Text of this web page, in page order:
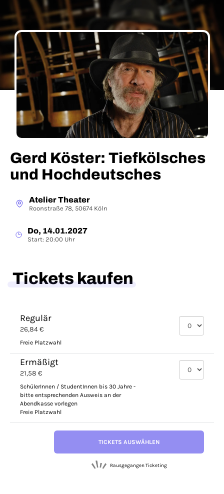
Gerd Köster: Tiefkölsches
und Hochdeutsches
Atelier Theater
Roonstraße 78, 50674 Köln
Do, 14.01.2027
Start: 20:00 Uhr
Tickets kaufen
Regulär
26,84 €
Freie Platzwahl
Ermäßigt
21,58 €
SchülerInnen / StudentInnen bis 30 Jahre -
bitte entsprechenden Ausweis an der
Abendkasse vorlegen
Freie Platzwahl
TICKETS AUSWÄHLEN
Rausgegangen Ticketing